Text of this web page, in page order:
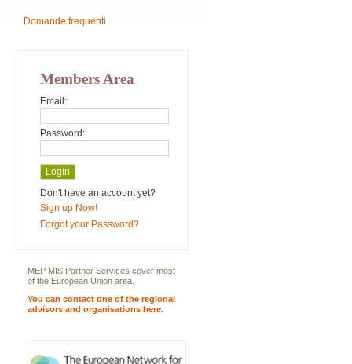
Domande frequenti
Members Area
Email:
Password:
Don't have an account yet?
Sign up Now!
Forgot your Password?
MEP MIS Partner Services cover most
of the European Union area.
You can contact one of the regional
advisors and organisations here.